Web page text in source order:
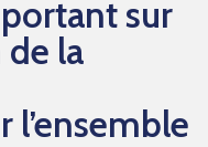
sur
la